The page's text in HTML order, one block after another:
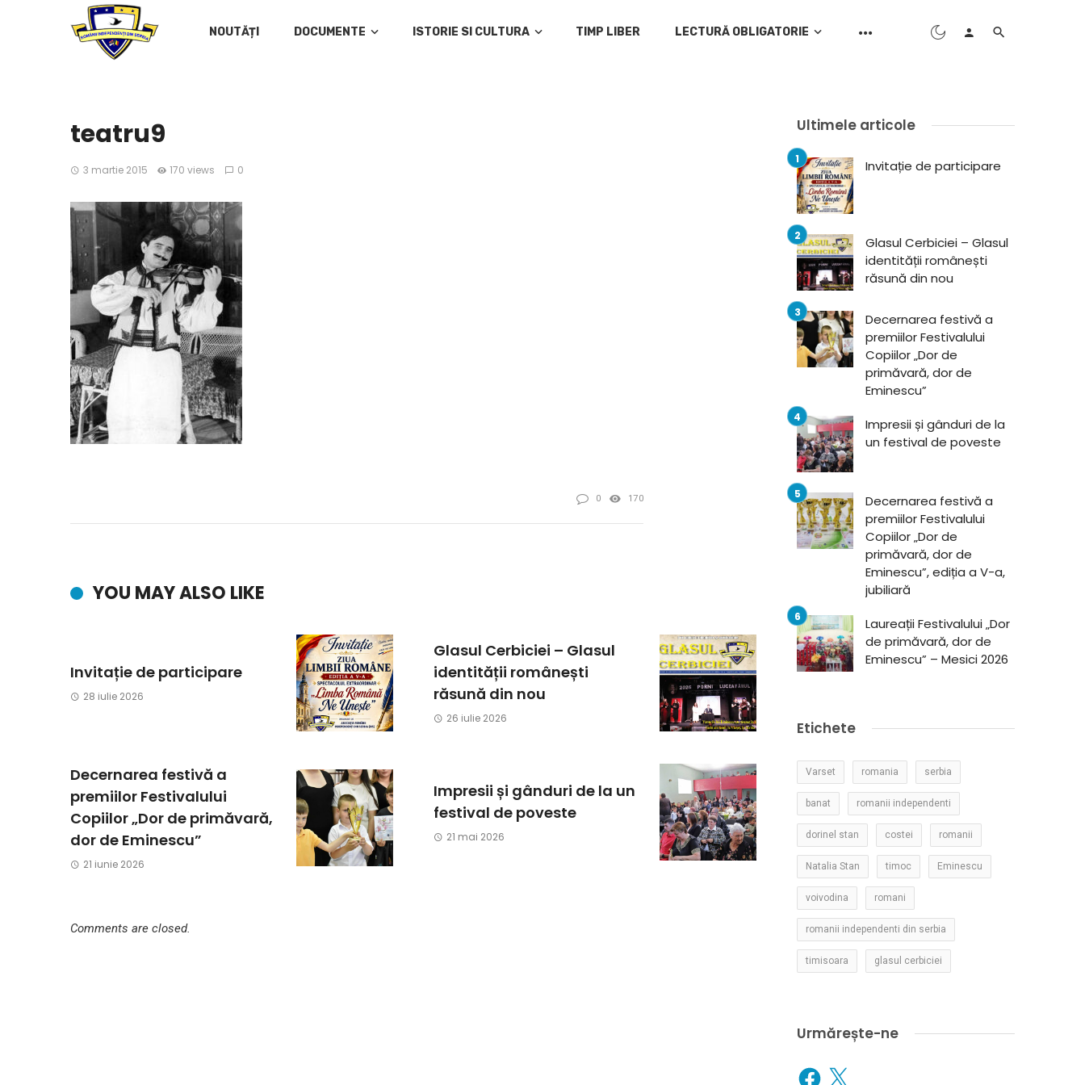
NOUTĂȚI DOCUMENTE ISTORIE SI CULTURA TIMP LIBER LECTURĂ OBLIGATORIE
teatru9
3 martie 2015 170 views 0
0 170
YOU MAY ALSO LIKE
Invitație de participare
28 iulie 2026
Glasul Cerbiciei – Glasul
identității românești
răsună din nou
26 iulie 2026
Decernarea festivă a
premiilor Festivalului
Copiilor „Dor de primăvară,
dor de Eminescu”
21 iunie 2026
Impresii și gânduri de la un
festival de poveste
21 mai 2026
Comments are closed.
Ultimele articole
Invitație de participare
Glasul Cerbiciei – Glasul
identității românești
răsună din nou
Decernarea festivă a
premiilor Festivalului
Copiilor „Dor de
primăvară, dor de
Eminescu”
Impresii și gânduri de la
un festival de poveste
Decernarea festivă a
premiilor Festivalului
Copiilor „Dor de
primăvară, dor de
Eminescu”, ediția a V-a,
jubiliară
Laureații Festivalului „Dor
de primăvară, dor de
Eminescu” – Mesici 2026
Etichete
Varset romania serbia
banat romanii independenti
dorinel stan costei romanii
Natalia Stan timoc Eminescu
voivodina romani
romanii independenti din serbia
timisoara glasul cerbiciei
Urmărește-ne
Facebook
X